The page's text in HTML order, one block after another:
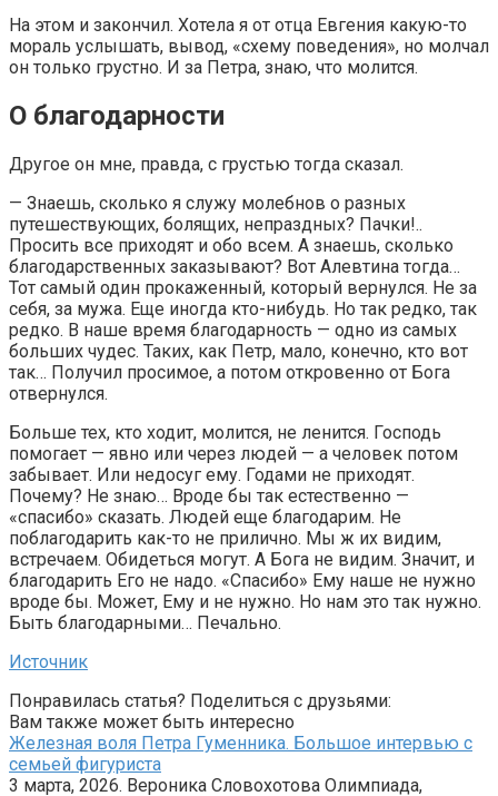
На этом и закончил. Хотела я от отца Евгения какую-то
мораль услышать, вывод, «схему поведения», но молчал
он только грустно. И за Петра, знаю, что молится.
О благодарности
Другое он мне, правда, с грустью тогда сказал.
— Знаешь, сколько я служу молебнов о разных
путешествующих, болящих, непраздных? Пачки!..
Просить все приходят и обо всем. А знаешь, сколько
благодарственных заказывают? Вот Алевтина тогда…
Тот самый один прокаженный, который вернулся. Не за
себя, за мужа. Еще иногда кто-нибудь. Но так редко, так
редко. В наше время благодарность — одно из самых
больших чудес. Таких, как Петр, мало, конечно, кто вот
так… Получил просимое, а потом откровенно от Бога
отвернулся.
Больше тех, кто ходит, молится, не ленится. Господь
помогает — явно или через людей — а человек потом
забывает. Или недосуг ему. Годами не приходят.
Почему? Не знаю… Вроде бы так естественно —
«спасибо» сказать. Людей еще благодарим. Не
поблагодарить как-то не прилично. Мы ж их видим,
встречаем. Обидеться могут. А Бога не видим. Значит, и
благодарить Его не надо. «Спасибо» Ему наше не нужно
вроде бы. Может, Ему и не нужно. Но нам это так нужно.
Быть благодарными… Печально.
Источник
Понравилась статья? Поделиться с друзьями:
Вам также может быть интересно
Железная воля Петра Гуменника. Большое интервью с
семьей фигуриста
3 марта, 2026. Вероника Словохотова Олимпиада,